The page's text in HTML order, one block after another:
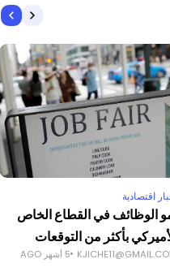
اقتصادية
الوظائف في القطاع الخاص
بأكثر من التوقعات
5 أشهر AGO